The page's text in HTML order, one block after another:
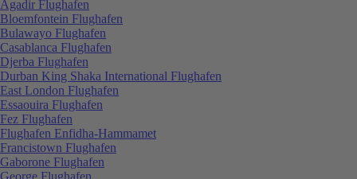
Agadir Flughafen
Bloemfontein Flughafen
Bulawayo Flughafen
Casablanca Flughafen
Djerba Flughafen
Durban King Shaka International Flughafen
East London Flughafen
Essaouira Flughafen
Fez Flughafen
Flughafen Enfidha-Hammamet
Francistown Flughafen
Gaborone Flughafen
George Flughafen